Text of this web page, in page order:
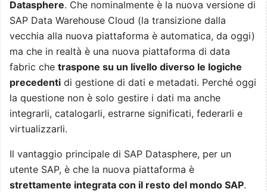
Datasphere. Che nominalmente è la nuova versione di
SAP Data Warehouse Cloud (la transizione dalla
vecchia alla nuova piattaforma è automatica, da oggi)
ma che in realtà è una nuova piattaforma di data
fabric che traspone su un livello diverso le logiche
precedenti di gestione di dati e metadati. Perché oggi
la questione non è solo gestire i dati ma anche
integrarli, catalogarli, estrarne significati, federarli e
virtualizzarli.
Il vantaggio principale di SAP Datasphere, per un
utente SAP, è che la nuova piattaforma è
strettamente integrata con il resto del mondo SAP.